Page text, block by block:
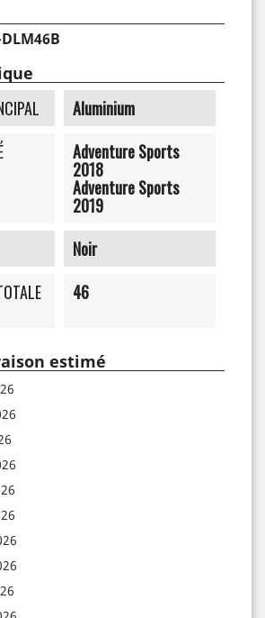
Aluminium
Adventure Sports
2018
Adventure Sports
2019
Noir
46
estimé